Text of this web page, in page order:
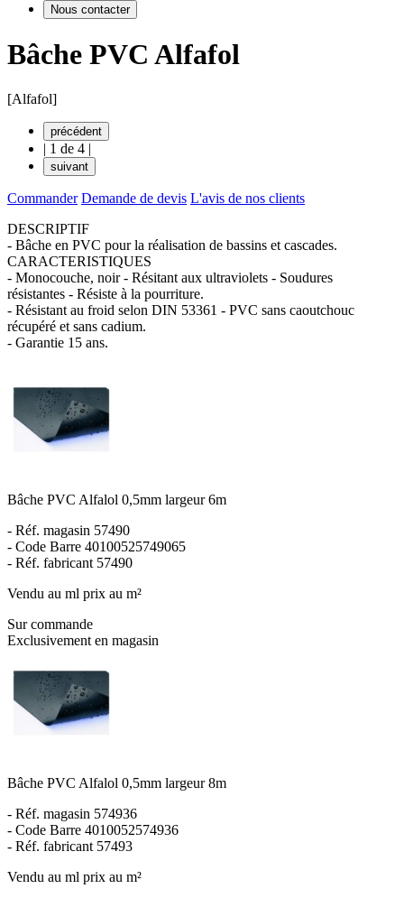
Nous contacter
Bâche PVC Alfafol
[Alfafol]
précédent
| 1 de 4 |
suivant
Commander Demande de devis L'avis de nos clients
DESCRIPTIF
- Bâche en PVC pour la réalisation de bassins et cascades.
CARACTERISTIQUES
- Monocouche, noir - Résitant aux ultraviolets - Soudures
résistantes - Résiste à la pourriture.
- Résistant au froid selon DIN 53361 - PVC sans caoutchouc
récupéré et sans cadium.
- Garantie 15 ans.
Bâche PVC Alfalol 0,5mm largeur 6m
- Réf. magasin 57490
- Code Barre 40100525749065
- Réf. fabricant 57490
Vendu au ml prix au m²
Sur commande
Exclusivement en magasin
Bâche PVC Alfalol 0,5mm largeur 8m
- Réf. magasin 574936
- Code Barre 4010052574936
- Réf. fabricant 57493
Vendu au ml prix au m²